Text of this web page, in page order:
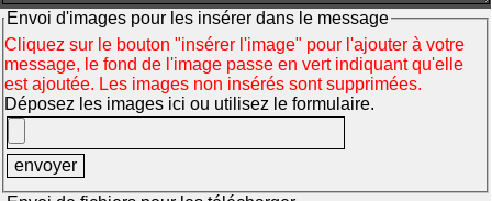
Envoi d'images pour les insérer dans le message
Cliquez sur le bouton "insérer l'image" pour l'ajouter à votre
message, le fond de l'image passe en vert indiquant qu'elle
est ajoutée. Les images non insérés sont supprimées.
Déposez les images ici ou utilisez le formulaire.